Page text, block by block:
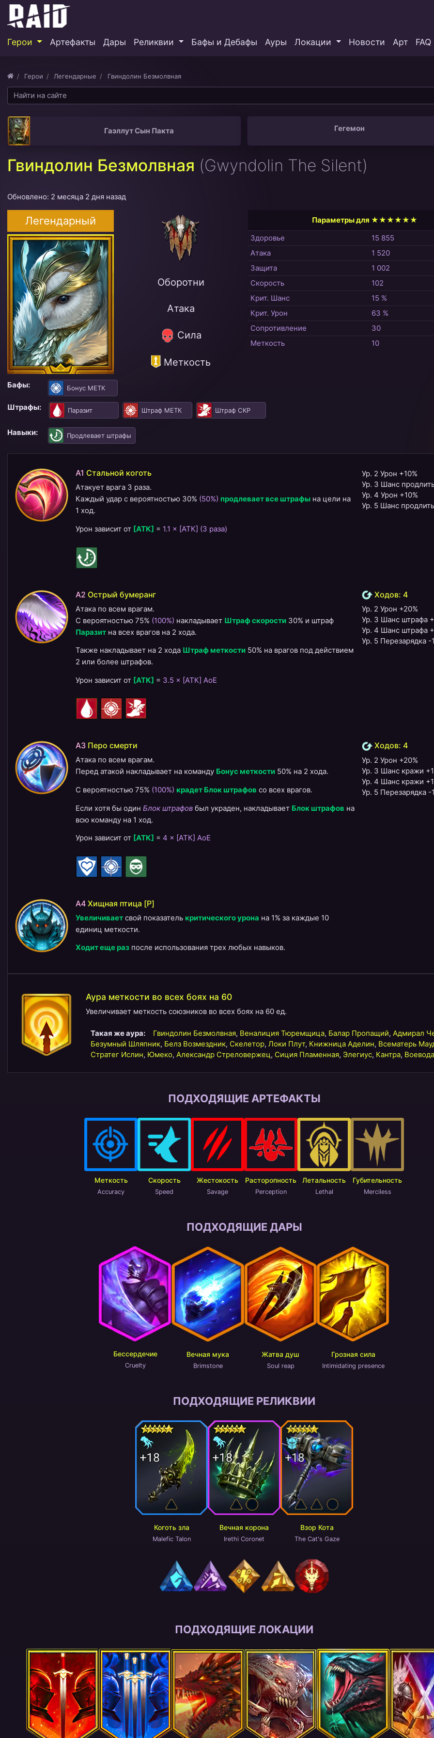
Герои Артефакты Дары Реликвии Бафы и Дебафы Ауры Локации Новости Арт FAQ
Герои Легендарные Гвиндолин Безмолвная
Гаэллут Сын Пакта Гегемон
Гвиндолин Безмолвная (Gwyndolin The Silent)
Обновлено: 2 месяца 2 дня назад
Легендарный
Оборотни
Атака
Сила
Меткость
Параметры для ★★★★★★
Здоровье
15 855
Атака
1 520
Защита
1 002
Скорость
102
Крит. Шанс
15 %
Крит. Урон
63 %
Сопротивление
30
Меткость
10
Бафы: Бонус МЕТК
Штрафы: Паразит Штраф МЕТК Штраф СКР
Навыки: Продлевает штрафы
A1 Стальной коготь
Атакует врага 3 раза.
Каждый удар с вероятностью 30% (50%) продлевает все штрафы на цели на
1 ход.
Урон зависит от [АТК] = 1.1 × [АТК] (3 раза)
Ур. 2 Урон +10%
Ур. 3 Шанс
Ур. 4 Урон +10%
Ур. 5 Шанс
A2 Острый бумеранг
Атака по всем врагам.
С вероятностью 75% (100%) накладывает Штраф скорости 30% и штраф
Паразит на всех врагов на 2 хода.
Также накладывает на 2 хода Штраф меткости 50% на врагов под действием
2 или более штрафов.
Урон зависит от [АТК] = 3.5 × [АТК] AoE
Ходов: 4
Ур. 2 Урон +20%
Ур. 3 Шанс штрафа
Ур. 4 Шанс штрафа
Ур. 5 Перезарядка -1
A3 Перо смерти
Атака по всем врагам.
Перед атакой накладывает на команду Бонус меткости 50% на 2 хода.
С вероятностью 75% (100%) крадет Блок штрафов со всех врагов.
Если хотя бы один Блок штрафов был украден, накладывает Блок штрафов на
всю команду на 1 ход.
Урон зависит от [АТК] = 4 × [АТК] AoE
Ходов: 4
Ур. 2 Урон +20%
Ур. 3 Шанс кражи
Ур. 4 Шанс кражи
Ур. 5 Перезарядка -1
A4 Хищная птица [P]
Увеличивает свой показатель критического урона на 1% за каждые 10
единиц меткости.
Ходит еще раз после использования трех любых навыков.
Аура меткости во всех боях на 60
Увеличивает меткость союзников во всех боях на 60 ед.
Такая же аура: Гвиндолин Безмолвная, Веналиция Тюремщица, Балар Пропащий, Адмирал
Безумный Шляпник, Белз Возмездник, Скелетор, Локи Плут, Книжница Аделин, Всематерь
Стратег Ислин, Юмеко, Александр Стреловержец, Сиция Пламенная, Элегиус, Кантра, Воевода
ПОДХОДЯЩИЕ АРТЕФАКТЫ
Меткость
Accuracy
Скорость
Speed
Жестокость
Savage
Расторопность
Perception
Летальность
Lethal
Губительность
Merciless
ПОДХОДЯЩИЕ ДАРЫ
Бессердечие
Cruelty
Вечная мука
Brimstone
Жатва душ
Soul reap
Грозная сила
Intimidating presence
ПОДХОДЯЩИЕ РЕЛИКВИИ
Коготь зла
Malefic Talon
Вечная корона
Irethi Coronet
Взор Кота
The Cat's Gaze
ПОДХОДЯЩИЕ ЛОКАЦИИ